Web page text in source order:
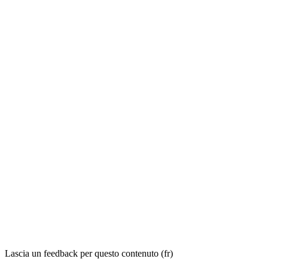
Lascia un feedback per questo contenuto (fr)